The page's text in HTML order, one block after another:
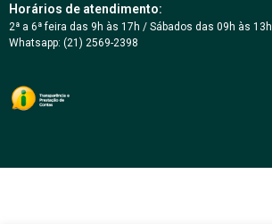
Horários de atendimento:
2ª a 6ª feira das 9h às 17h / Sábados das 09h às 13h
Whatsapp: (21) 2569-2398